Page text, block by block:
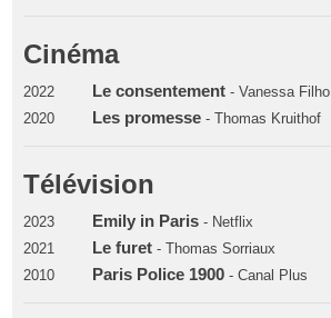
Cinéma
2022 Le consentement- Vanessa Filho
2020
Les promesse- Thomas Kruithof
Télévision
2023 Emily in Paris- Netflix
2021
Le furet- Thomas Sorriaux
2010
Paris Police 1900- Canal Plus